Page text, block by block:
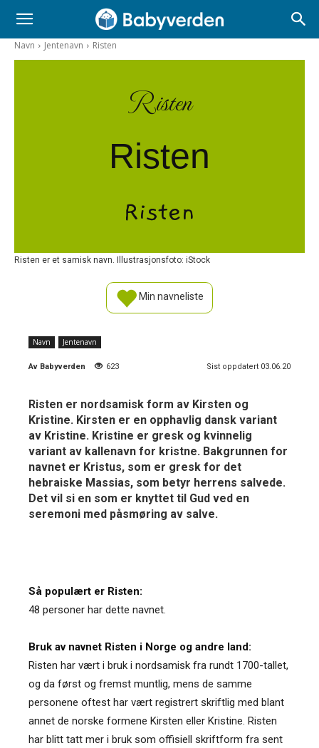
Navn Jentenavn Risten
Risten
Risten
Risten
Risten er et samisk navn. Illustrasjonsfoto: iStock
Min navneliste
Navn Jentenavn
Av Babyverden 623 Sist oppdatert 03.06.20
Risten er nordsamisk form av Kirsten og
Kristine. Kirsten er en opphavlig dansk variant
av Kristine. Kristine er gresk og kvinnelig
variant av kallenavn for kristne. Bakgrunnen for
navnet er Kristus, som er gresk for det
hebraiske Massias, som betyr herrens salvede.
Det vil si en som er knyttet til Gud ved en
seremoni med påsmøring av salve.
Så populært er Risten:
48 personer har dette navnet.
Bruk av navnet Risten i Norge og andre land:
Risten har vært i bruk i nordsamisk fra rundt 1700-tallet,
og da først og fremst muntlig, mens de samme
personene oftest har vært registrert skriftlig med blant
annet de norske formene Kirsten eller Kristine. Risten
har blitt tatt mer i bruk som offisiell skriftform fra sent